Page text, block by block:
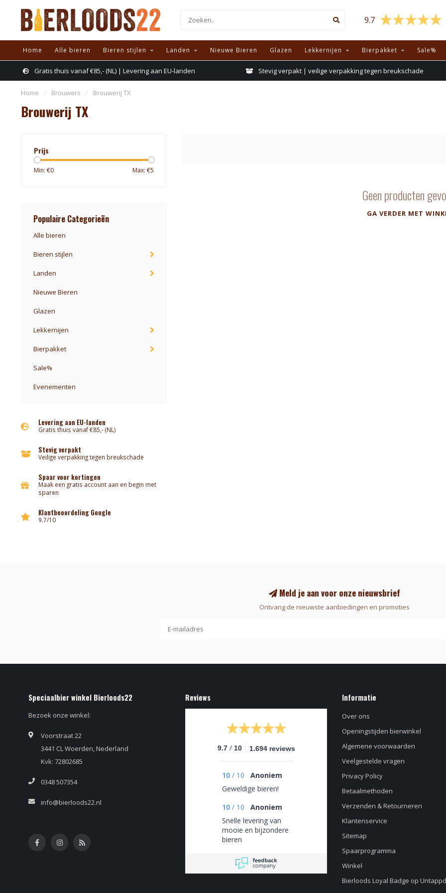
9.7
Home Alle bieren Bieren stijlen Landen Nieuwe Bieren Glazen Lekkernijen Bierpakket Sale%
Gratis thuis vanaf €85,- (NL) | Levering aan EU-landen Stevig verpakt | veilige verpakking tegen breukschade
Home / Brouwers / Brouwerij TX
Brouwerij TX
Prijs
Min: €0 Max: €5
Populaire Categorieën
Alle bieren
Bieren stijlen
Landen
Nieuwe Bieren
Glazen
Lekkernijen
Bierpakket
Sale%
Evenementen
Levering aan EU-landen
Gratis thuis vanaf €85,- (NL)
Stevig verpakt
Veilige verpakking tegen breukschade
Spaar voor kortingen
Maak een gratis account aan en begin met
sparen
Klantbeoordeling Google
9.7/10
Geen producten
GA VERDER MET
Meld je aan voor onze nieuwsbrief
Ontvang de nieuwste aanbiedingen en promoties
Speciaalbier winkel Bierloods22
Bezoek onze winkel:
Voorstraat 22
3441 CL Woerden, Nederland
Kvk: 72802685
0348 507354
info@bierloods22.nl
Reviews
9.7 / 10 1.694 reviews
10 / 10
Anoniem
Geweldige bieren!
10 / 10
Anoniem
Snelle levering van
mooie en bijzondere
bieren
Informatie
Over ons
Openingstijden bierwinkel
Algemene voorwaarden
Veelgestelde vragen
Privacy Policy
Betaalmethoden
Verzenden & Retourneren
Klantenservice
Sitemap
Spaarprogramma
Winkel
Bierloods Loyal Badge op Untappd